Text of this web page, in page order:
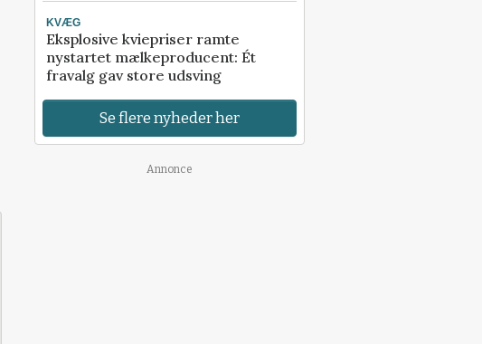
KVÆG
Eksplosive kviepriser ramte
nystartet mælkeproducent: Ét
fravalg gav store udsving
Se flere nyheder her
Annonce